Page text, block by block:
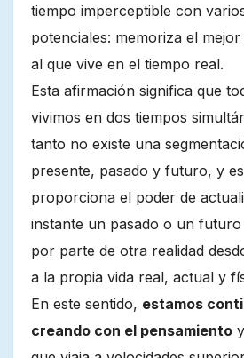
tiempo imperceptible con
potenciales: memoriza el
al que vive en el tiempo real.
Esta afirmación significa que
vivimos en dos tiempos
tanto no existe una
presente, pasado y futuro, y
proporciona el poder de
instante un pasado o un
por parte de otra realidad
a la propia vida real, actual y
En este sentido, estamos
creando con el pensamiento